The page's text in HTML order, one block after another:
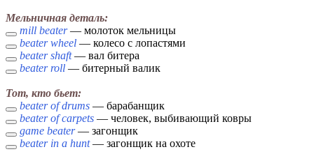
Мельничная деталь:
mill beater— молоток мельницы
beater wheel — колесо с лопастями
beater shaft— вал битера
beater roll — битерный валик
Тот, кто бьет:
beater of drums — барабанщик
beater of carpets — человек, выбивающий ковры
game beater— загонщик
beater in a hunt— загонщик на охоте